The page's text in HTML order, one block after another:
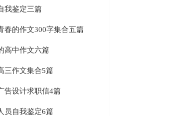
我鉴定三篇
春的作文300字集合五篇
高中作文六篇
三作文集合5篇
告设计求职信4篇
员自我鉴定6篇